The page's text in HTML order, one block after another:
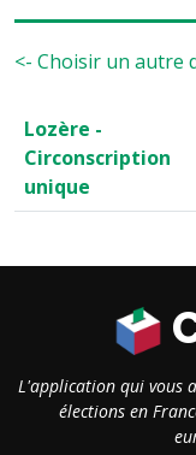
<- Choisir un autre
Lozère -
Circonscription
unique
L'application qui vous
élections en